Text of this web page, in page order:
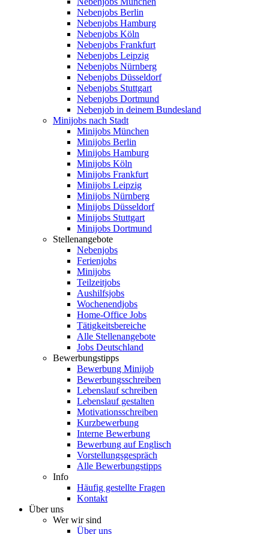
Nebenjobs Berlin
Nebenjobs Hamburg
Nebenjobs Köln
Nebenjobs Frankfurt
Nebenjobs Leipzig
Nebenjobs Nürnberg
Nebenjobs Düsseldorf
Nebenjobs Stuttgart
Nebenjobs Dortmund
Nebenjob in deinem Bundesland
Minijobs nach Stadt
Minijobs München
Minijobs Berlin
Minijobs Hamburg
Minijobs Köln
Minijobs Frankfurt
Minijobs Leipzig
Minijobs Nürnberg
Minijobs Düsseldorf
Minijobs Stuttgart
Minijobs Dortmund
Stellenangebote
Nebenjobs
Ferienjobs
Minijobs
Teilzeitjobs
Aushilfsjobs
Wochenendjobs
Home-Office Jobs
Tätigkeitsbereiche
Alle Stellenangebote
Jobs Deutschland
Bewerbungstipps
Bewerbung Minijob
Bewerbungsschreiben
Lebenslauf schreiben
Lebenslauf gestalten
Motivationsschreiben
Kurzbewerbung
Interne Bewerbung
Bewerbung auf Englisch
Vorstellungsgespräch
Alle Bewerbungstipps
Info
Häufig gestellte Fragen
Kontakt
Über uns
Wer wir sind
Über uns